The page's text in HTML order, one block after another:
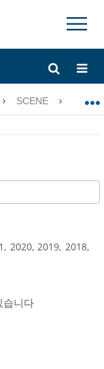
×
SCENE
2020 2019 2018